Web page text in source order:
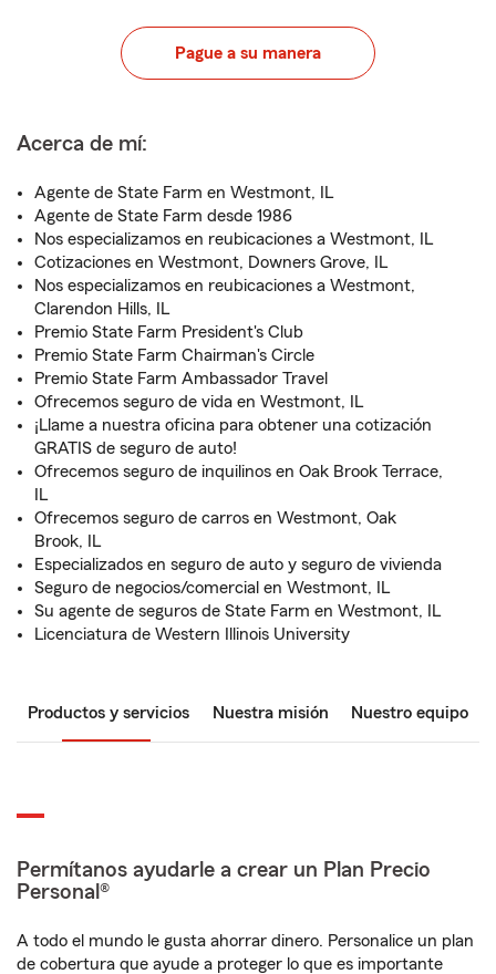
Pague a su manera
Acerca de mí:
Agente de State Farm en Westmont, IL
Agente de State Farm desde 1986
Nos especializamos en reubicaciones a Westmont, IL
Cotizaciones en Westmont, Downers Grove, IL
Nos especializamos en reubicaciones a Westmont,
Clarendon Hills, IL
Premio State Farm President's Club
Premio State Farm Chairman's Circle
Premio State Farm Ambassador Travel
Ofrecemos seguro de vida en Westmont, IL
¡Llame a nuestra oficina para obtener una cotización
GRATIS de seguro de auto!
Ofrecemos seguro de inquilinos en Oak Brook Terrace,
IL
Ofrecemos seguro de carros en Westmont, Oak
Brook, IL
Especializados en seguro de auto y seguro de vivienda
Seguro de negocios/comercial en Westmont, IL
Su agente de seguros de State Farm en Westmont, IL
Licenciatura de Western Illinois University
Productos y servicios Nuestra misión Nuestro equipo
Permítanos ayudarle a crear un Plan Precio
Personal®
A todo el mundo le gusta ahorrar dinero. Personalice un plan
de cobertura que ayude a proteger lo que es importante